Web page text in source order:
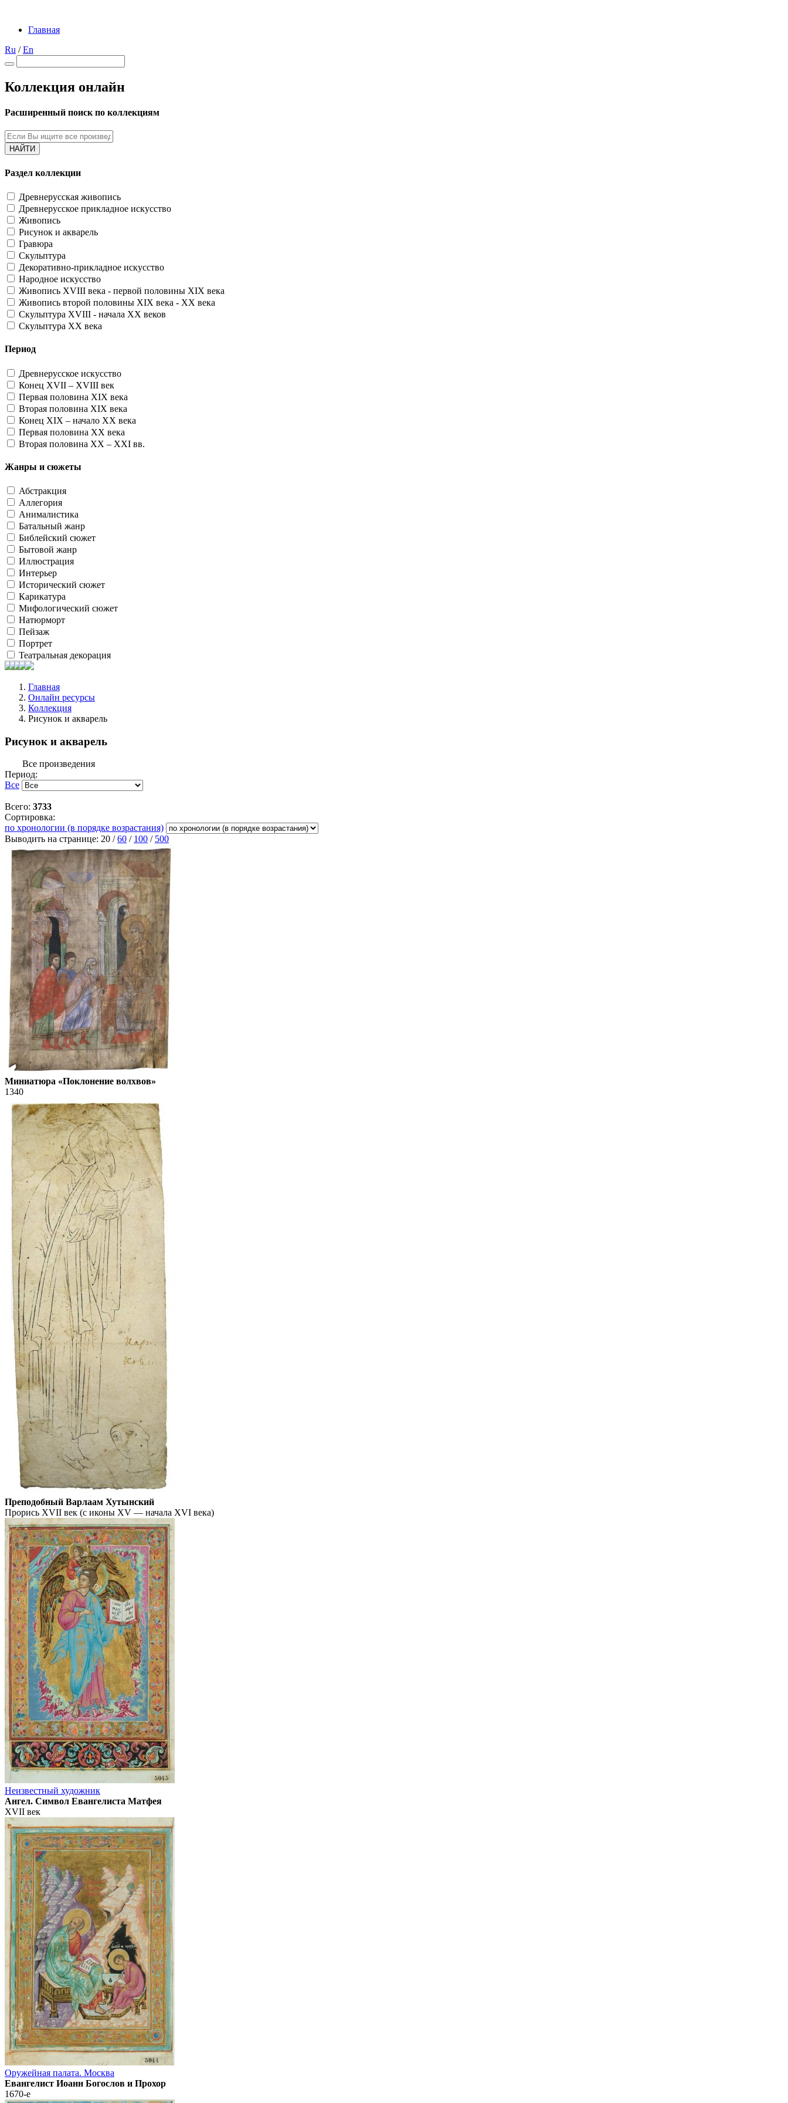
Главная
Ru /En
Коллекция онлайн
Расширенный поиск по коллекциям
НАЙТИ
Раздел коллекции
Древнерусская живопись
Древнерусское прикладное искусство
Живопись
Рисунок и акварель
Гравюра
Скульптура
Декоративно-прикладное искусство
Народное искусство
Живопись XVIII века - первой половины XIX века
Живопись второй половины XIX века - XX века
Скульптура XVIII - начала XX веков
Скульптура XX века
Период
Древнерусское искусство
Конец XVII – XVIII век
Первая половина XIX века
Вторая половина XIX века
Конец XIX – начало XX века
Первая половина XX века
Вторая половина XX – XXI вв.
Жанры и сюжеты
Абстракция
Аллегория
Анималистика
Батальный жанр
Библейский сюжет
Бытовой жанр
Иллюстрация
Интерьер
Исторический сюжет
Карикатура
Мифологический сюжет
Натюрморт
Пейзаж
Портрет
Театральная декорация
Главная
Онлайн ресурсы
Коллекция
Рисунок и акварель
Рисунок и акварель
Все произведения
Период:
Все
Всего: 3733
Сортировка:
по хронологии (в порядке возрастания)
Выводить на странице: 20 /60 / 100 / 500
Миниатюра «Поклонение волхвов»
1340
Преподобный Варлаам Хутынский
Прорись XVII век (с иконы XV — начала XVI века)
Неизвестный художник
Ангел. Символ Евангелиста Матфея
XVII век
Оружейная палата. Москва
Евангелист Иоанн Богослов и Прохор
1670-е